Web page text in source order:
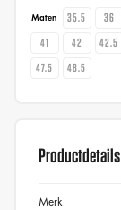
Maten 35.5 36
41
42 42.5
47.5
48.5
Productdetails
Merk